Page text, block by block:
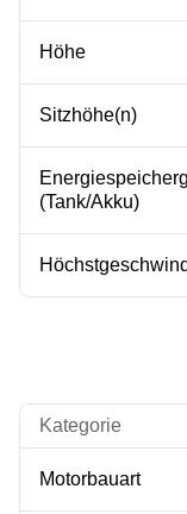
Höhe
Sitzhöhe(n)
(Tank/Akku)
Kategorie
Motorbauart